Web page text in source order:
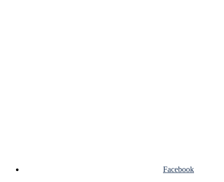
Facebook